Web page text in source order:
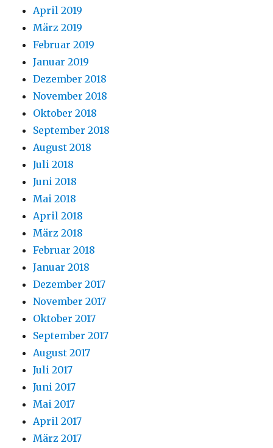
April 2019
März 2019
Februar 2019
Januar 2019
Dezember 2018
November 2018
Oktober 2018
September 2018
August 2018
Juli 2018
Juni 2018
Mai 2018
April 2018
März 2018
Februar 2018
Januar 2018
Dezember 2017
November 2017
Oktober 2017
September 2017
August 2017
Juli 2017
Juni 2017
Mai 2017
April 2017
März 2017